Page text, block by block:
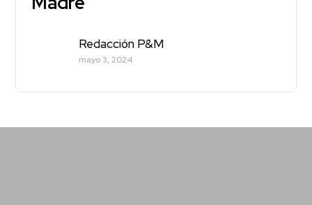
Redacción P&M
mayo 3, 2024